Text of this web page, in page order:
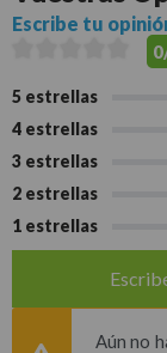
Escribe tu
5 estrellas
4 estrellas
3 estrellas
2 estrellas
1 estrellas
Aún no